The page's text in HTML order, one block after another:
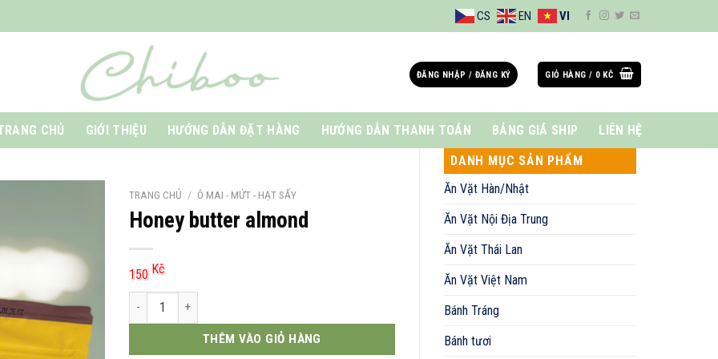
CS EN VI
ĐĂNG NHẬP / ĐĂNG KÝ GIỎ HÀNG / 0 KČ
CHỦ GIỚI THIỆU HƯỚNG DẪN ĐẶT HÀNG HƯỚNG DẪN THANH TOÁN BẢNG GIÁ SHIP
LIÊN HỆ
DANH MỤC SẢN PHẨM
Ăn Vặt Hàn/Nhật
Ăn Vặt Nội Địa Trung
Ăn Vặt Thái Lan
Ăn Vặt Việt Nam
Bánh Tráng
Bánh tươi
TRANG CHỦ / Ô MAI - MỨT - HẠT SẤY
Honey butter almond
150 Kč
Honey butter almond số lượng
THÊM VÀO GIỎ HÀNG